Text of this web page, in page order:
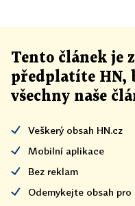
Tento článek je
předplatíte HN,
všechny naše
Veškerý obsah HN.cz
Mobilní aplikace
Bez reklam
Odemykejte obsah pro